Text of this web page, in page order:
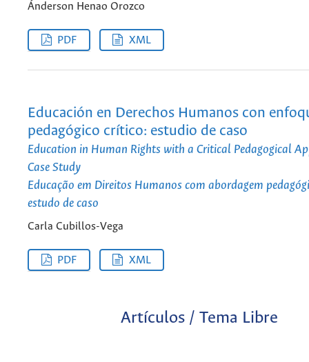
Ánderson Henao Orozco
PDF XML
Educación en Derechos Humanos con
pedagógico crítico: estudio de caso
Education in Human Rights with a Critical Pedagogical
Case Study
Educação em Direitos Humanos com abordagem
estudo de caso
Carla Cubillos-Vega
PDF XML
Artículos / Tema Libre